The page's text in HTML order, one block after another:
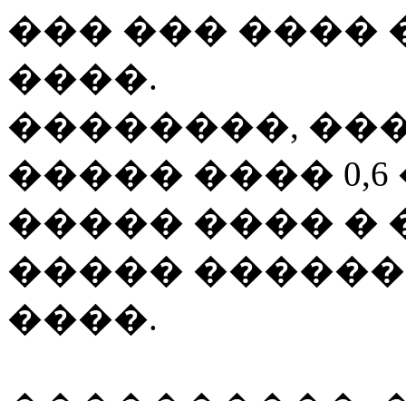
��� ��� ����
����.
��������,
����� ����
����� ���� �
�����
����.